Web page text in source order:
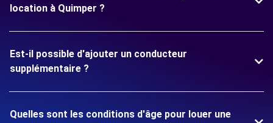
location à Quimper ?
Est-il possible d'ajouter un conducteur
supplémentaire ?
Quelles sont les conditions d'âge pour louer une